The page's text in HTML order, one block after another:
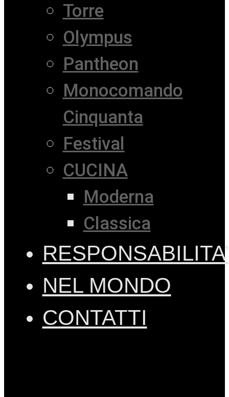
Torre
Olympus
Pantheon
Monocomando
Cinquanta
Festival
CUCINA
Moderna
Classica
RESPONSABILITA’
NEL MONDO
CONTATTI